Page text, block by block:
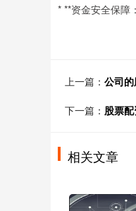
* **资金安全保障
上一篇： 公司
下一篇： 股票
相关文章